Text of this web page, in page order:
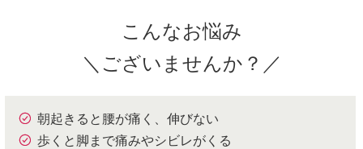
こんなお悩み
＼ございませんか？／
朝起きると腰が痛く、伸びない
歩くと脚まで痛みやシビレがくる